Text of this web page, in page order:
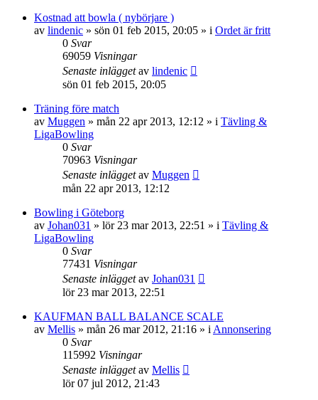
Kostnad att bowla ( nybörjare )
av lindenic » sön 01 feb 2015, 20:05 » i Ordet är fritt
0 Svar
69059 Visningar
Senaste inläggetav lindenic
sön 01 feb 2015, 20:05
Träning före match
av Muggen » mån 22 apr 2013, 12:12 » i Tävling &
LigaBowling
0 Svar
70963 Visningar
Senaste inläggetav Muggen
mån 22 apr 2013, 12:12
Bowling i Göteborg
av Johan031 » lör 23 mar 2013, 22:51 » i Tävling &
LigaBowling
0 Svar
77431 Visningar
Senaste inläggetav Johan031
lör 23 mar 2013, 22:51
KAUFMAN BALL BALANCE SCALE
av Mellis » mån 26 mar 2012, 21:16 » i Annonsering
0 Svar
115992 Visningar
Senaste inläggetav Mellis
lör 07 jul 2012, 21:43